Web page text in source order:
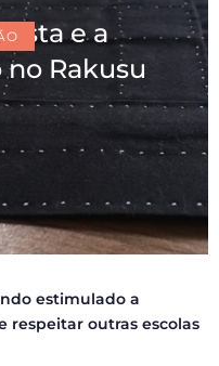
e a
Rakusu
estimulado a
respeitar outras escolas